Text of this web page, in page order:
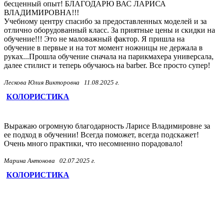
бесценный опыт! БЛАГОДАРЮ ВАС ЛАРИСА
ВЛАДИМИРОВНА!!!
Учебному центру спасибо за предоставленных моделей и за
отлично оборудованный класс. За приятные цены и скидки на
обучение!!! Это не маловажный фактор. Я пришла на
обучение в первые и на тот момент ножницы не держала в
руках...Прошла обучение сначала на парикмахера универсала,
далее стилист и теперь обучаюсь на barber. Все просто супер!
Лескова Юлия Викторовна 11.08.2025 г.
КОЛОРИСТИКА
Выражаю огромную благодарность Ларисе Владимировне за
ее подход в обучении! Всегда поможет, всегда подскажет!
Очень много практики, что несомненно порадовало!
Марина Антонова 02.07.2025 г.
КОЛОРИСТИКА